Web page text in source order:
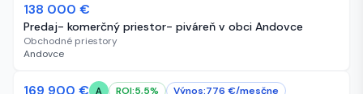
61 dní
138 000 €
Predaj- komerčný priestor- piváreň v obci Andovce
Obchodné priestory
Andovce
61 dní
169 900 € A ROI:5,5% Výnos:776 €/mesčne